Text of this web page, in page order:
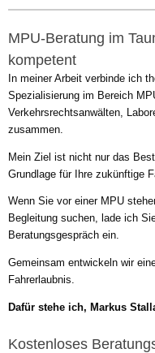
MPU-Beratung im
kompetent
In meiner Arbeit verbinde ich
Spezialisierung im Bereich
Verkehrsrechtsanwälten,
zusammen.
Mein Ziel ist nicht nur das
Grundlage für Ihre zukünftige
Wenn Sie vor einer MPU
Begleitung suchen, lade ich
Beratungsgespräch ein.
Gemeinsam entwickeln wir
Fahrerlaubnis.
Dafür stehe ich, Markus
Kostenloses